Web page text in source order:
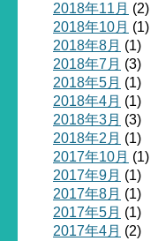
2018年11月 (2)
2018年10月 (1)
2018年8月 (1)
2018年7月 (3)
2018年5月 (1)
2018年4月 (1)
2018年3月 (3)
2018年2月 (1)
2017年10月 (1)
2017年9月 (1)
2017年8月 (1)
2017年5月 (1)
2017年4月 (2)